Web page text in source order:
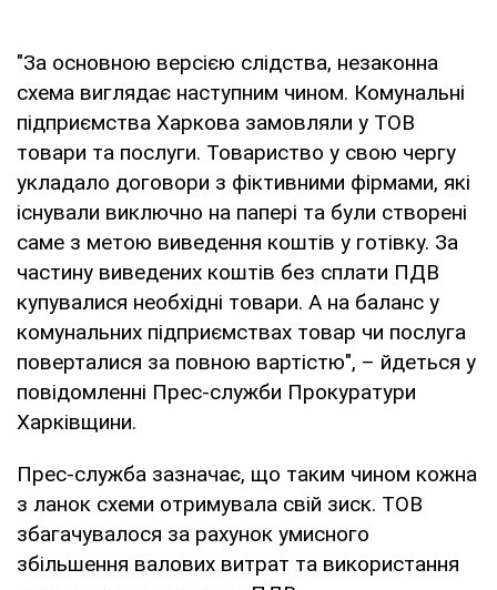
"За основною версією слідства, незаконна
схема виглядає наступним чином. Комунальні
підприємства Харкова замовляли у ТОВ
товари та послуги. Товариство у свою чергу
укладало договори з фіктивними фірмами, які
існували виключно на папері та були створені
саме з метою виведення коштів у готівку. За
частину виведених коштів без сплати ПДВ
купувалися необхідні товари. А на баланс у
комунальних підприємствах товар чи послуга
поверталися за повною вартістю", – йдеться у
повідомленні Прес-служби Прокуратури
Харківщини.
Прес-служба зазначає, що таким чином кожна
з ланок схеми отримувала свій зиск. ТОВ
збагачувалося за рахунок умисного
збільшення валових витрат та використання